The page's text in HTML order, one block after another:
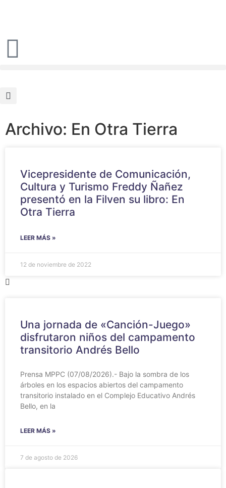
Archivo: En Otra Tierra
Vicepresidente de Comunicación,
Cultura y Turismo Freddy Ñañez
presentó en la Filven su libro: En
Otra Tierra
LEER MÁS »
12 de noviembre de 2022
Una jornada de «Canción-Juego»
disfrutaron niños del campamento
transitorio Andrés Bello
Prensa MPPC (07/08/2026).- Bajo la sombra de los
árboles en los espacios abiertos del campamento
transitorio instalado en el Complejo Educativo Andrés
Bello, en la
LEER MÁS »
7 de agosto de 2026